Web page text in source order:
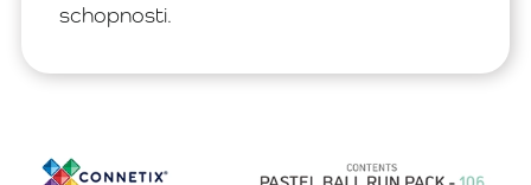
schopnosti.